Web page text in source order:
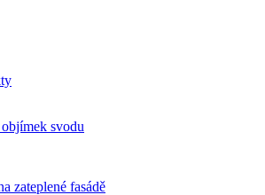
svodu
zateplené fasádě